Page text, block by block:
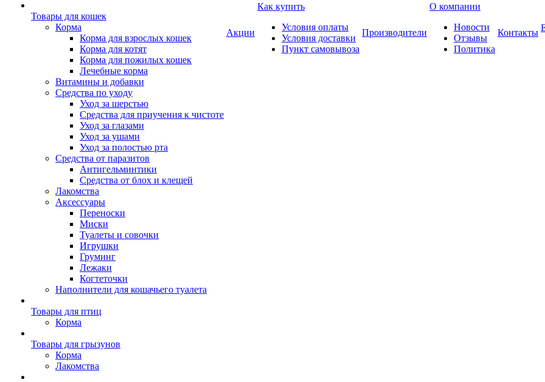
Товары для кошек
Корма
Корма для взрослых кошек
Корма для котят
Корма для пожилых кошек
Лечебные корма
Витамины и добавки
Средства по уходу
Уход за шерстью
Средства для приучения к чистоте
Уход за глазами
Уход за ушами
Уход за полостью рта
Средства от паразитов
Антигельминтики
Средства от блох и клещей
Лакомства
Аксессуары
Переноски
Миски
Туалеты и совочки
Игрушки
Груминг
Лежаки
Когтеточки
Наполнители для кошачьего туалета
Товары для птиц
Корма
Товары для грызунов
Корма
Лакомства
Акции
Как купить
Условия оплаты
Условия доставки
Пункт самовывоза
Производители
О компании
Новости
Отзывы
Политика
Контакты